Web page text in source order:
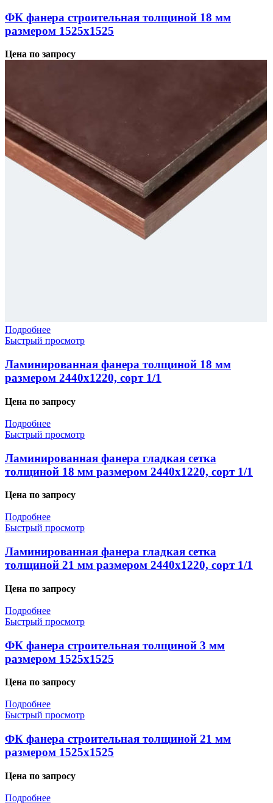
ФК фанера строительная толщиной 18 мм
размером 1525х1525
Цена по запросу
Подробнее
Быстрый просмотр
Ламинированная фанера толщиной 18 мм
размером 2440х1220, сорт 1/1
Цена по запросу
Подробнее
Быстрый просмотр
Ламинированная фанера гладкая сетка
толщиной 18 мм размером 2440х1220, сорт 1/1
Цена по запросу
Подробнее
Быстрый просмотр
Ламинированная фанера гладкая сетка
толщиной 21 мм размером 2440х1220, сорт 1/1
Цена по запросу
Подробнее
Быстрый просмотр
ФК фанера строительная толщиной 3 мм
размером 1525х1525
Цена по запросу
Подробнее
Быстрый просмотр
ФК фанера строительная толщиной 21 мм
размером 1525х1525
Цена по запросу
Подробнее